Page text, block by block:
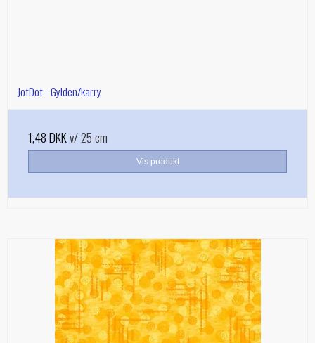
JotDot - Gylden/karry
1,48 DKKv/ 25 cm
Vis produkt